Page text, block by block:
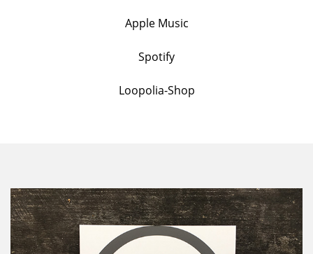
Apple Music
Spotify
Loopolia-Shop